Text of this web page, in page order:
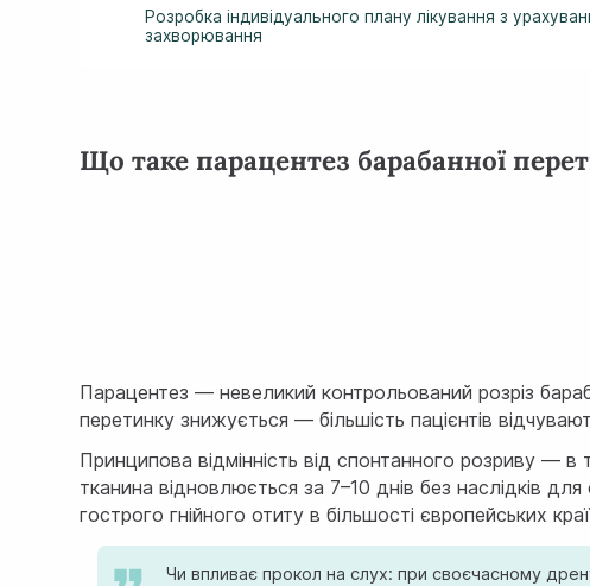
Розробка індивідуального плану лікування з
захворювання
Що таке парацентез барабанної
Парацентез — невеликий контрольований розріз
перетинку знижується — більшість пацієнтів
Принципова відмінність від спонтанного розриву — в
тканина відновлюється за 7–10 днів без наслідків
гострого гнійного отиту в більшості європейських
Чи впливає прокол на слух: при своєчасному